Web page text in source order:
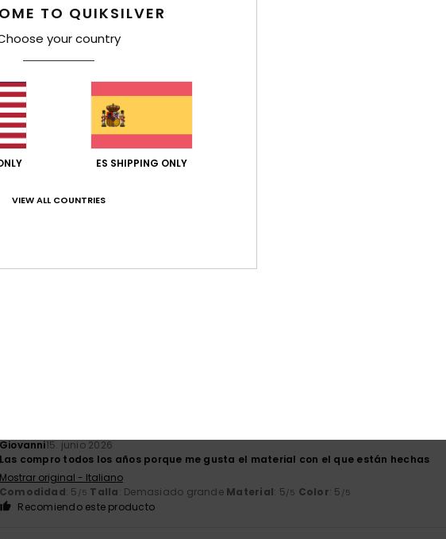
basado en
El 88% de nuestros clientes recomiendan este producto
Relación calidad-precio
y diseño
Comodidad: 4/5 Relación calidad-precio
21. junio 2026
Giovanni15. junio 2026
Las compro todos los años porque me gusta el material con el que están hechas
Mostrar original - Italiano
Comodidad: 5 /5 Talla: Demasiado grande Material: 5 /5 Color: 5 /5
Recomiendo este producto
TO QUIKSILVER
your country
ES SHIPPING ONLY
VIEW ALL COUNTRIES